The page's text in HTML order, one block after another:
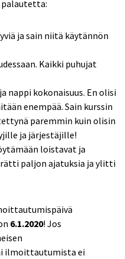
palautetta:
ja sain niitä käytännön
Kaikki puhujat
nappi kokonaisuus. En olisi
enempää. Sain kurssin
paremmin kuin olisin
ja järjestäjille!
loistavat ja
paljon ajatuksia ja ylitti
6.1.2020! Jos
ilmoittautumista ei